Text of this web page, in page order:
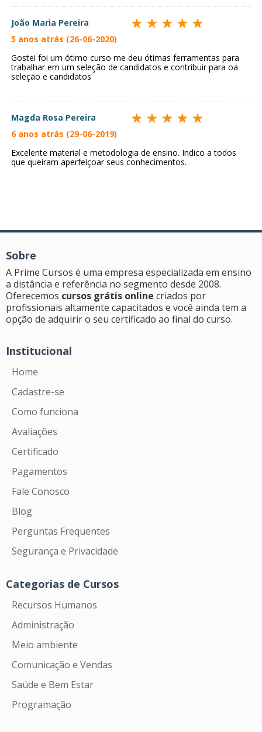
João Maria Pereira
5 anos atrás (26-06-2020)
Gostei foi um ótimo curso me deu ótimas ferramentas para
trabalhar em um seleção de candidatos e contribuir para oa
seleção e candidatos
Magda Rosa Pereira
6 anos atrás (29-06-2019)
Excelente material e metodologia de ensino. Indico a todos
que queiram aperfeiçoar seus conhecimentos.
Sobre
A Prime Cursos é uma empresa especializada em ensino
a distância e referência no segmento desde 2008.
Oferecemos cursos grátis online criados por
profissionais altamente capacitados e você ainda tem a
opção de adquirir o seu certificado ao final do curso.
Institucional
Home
Cadastre-se
Como funciona
Avaliações
Certificado
Pagamentos
Fale Conosco
Blog
Perguntas Frequentes
Segurança e Privacidade
Categorias de Cursos
Recursos Humanos
Administração
Meio ambiente
Comunicação e Vendas
Saúde e Bem Estar
Programação